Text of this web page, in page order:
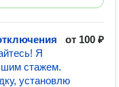
от 100 ₽
Я
стажем.
установлю